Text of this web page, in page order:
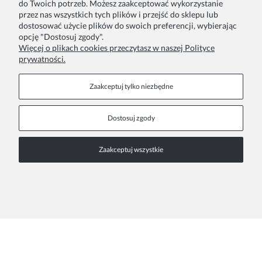
Twoje zamówienia
Zwroty i reklamacje
Formy płatności
Czas i koszty dostawy
Blog
Zainspiruj się
Kontakt
Pn. - Pt. 9:00 - 15:00
do Twoich potrzeb. Możesz zaakceptować wykorzystanie
przez nas wszystkich tych plików i przejść do sklepu lub
dostosować użycie plików do swoich preferencji, wybierając
opcję "Dostosuj zgody".
Więcej o plikach cookies przeczytasz w naszej Polityce
prywatności.
Zaakceptuj tylko niezbędne
Dostosuj zgody
Zaakceptuj wszystkie